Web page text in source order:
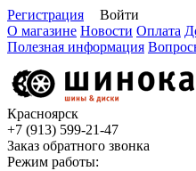
Регистрация
Войти
О магазине Новости Оплата
Полезная информация
Красноярск
+7 (913) 599-21-47
Заказ обратного звонка
Режим работы: